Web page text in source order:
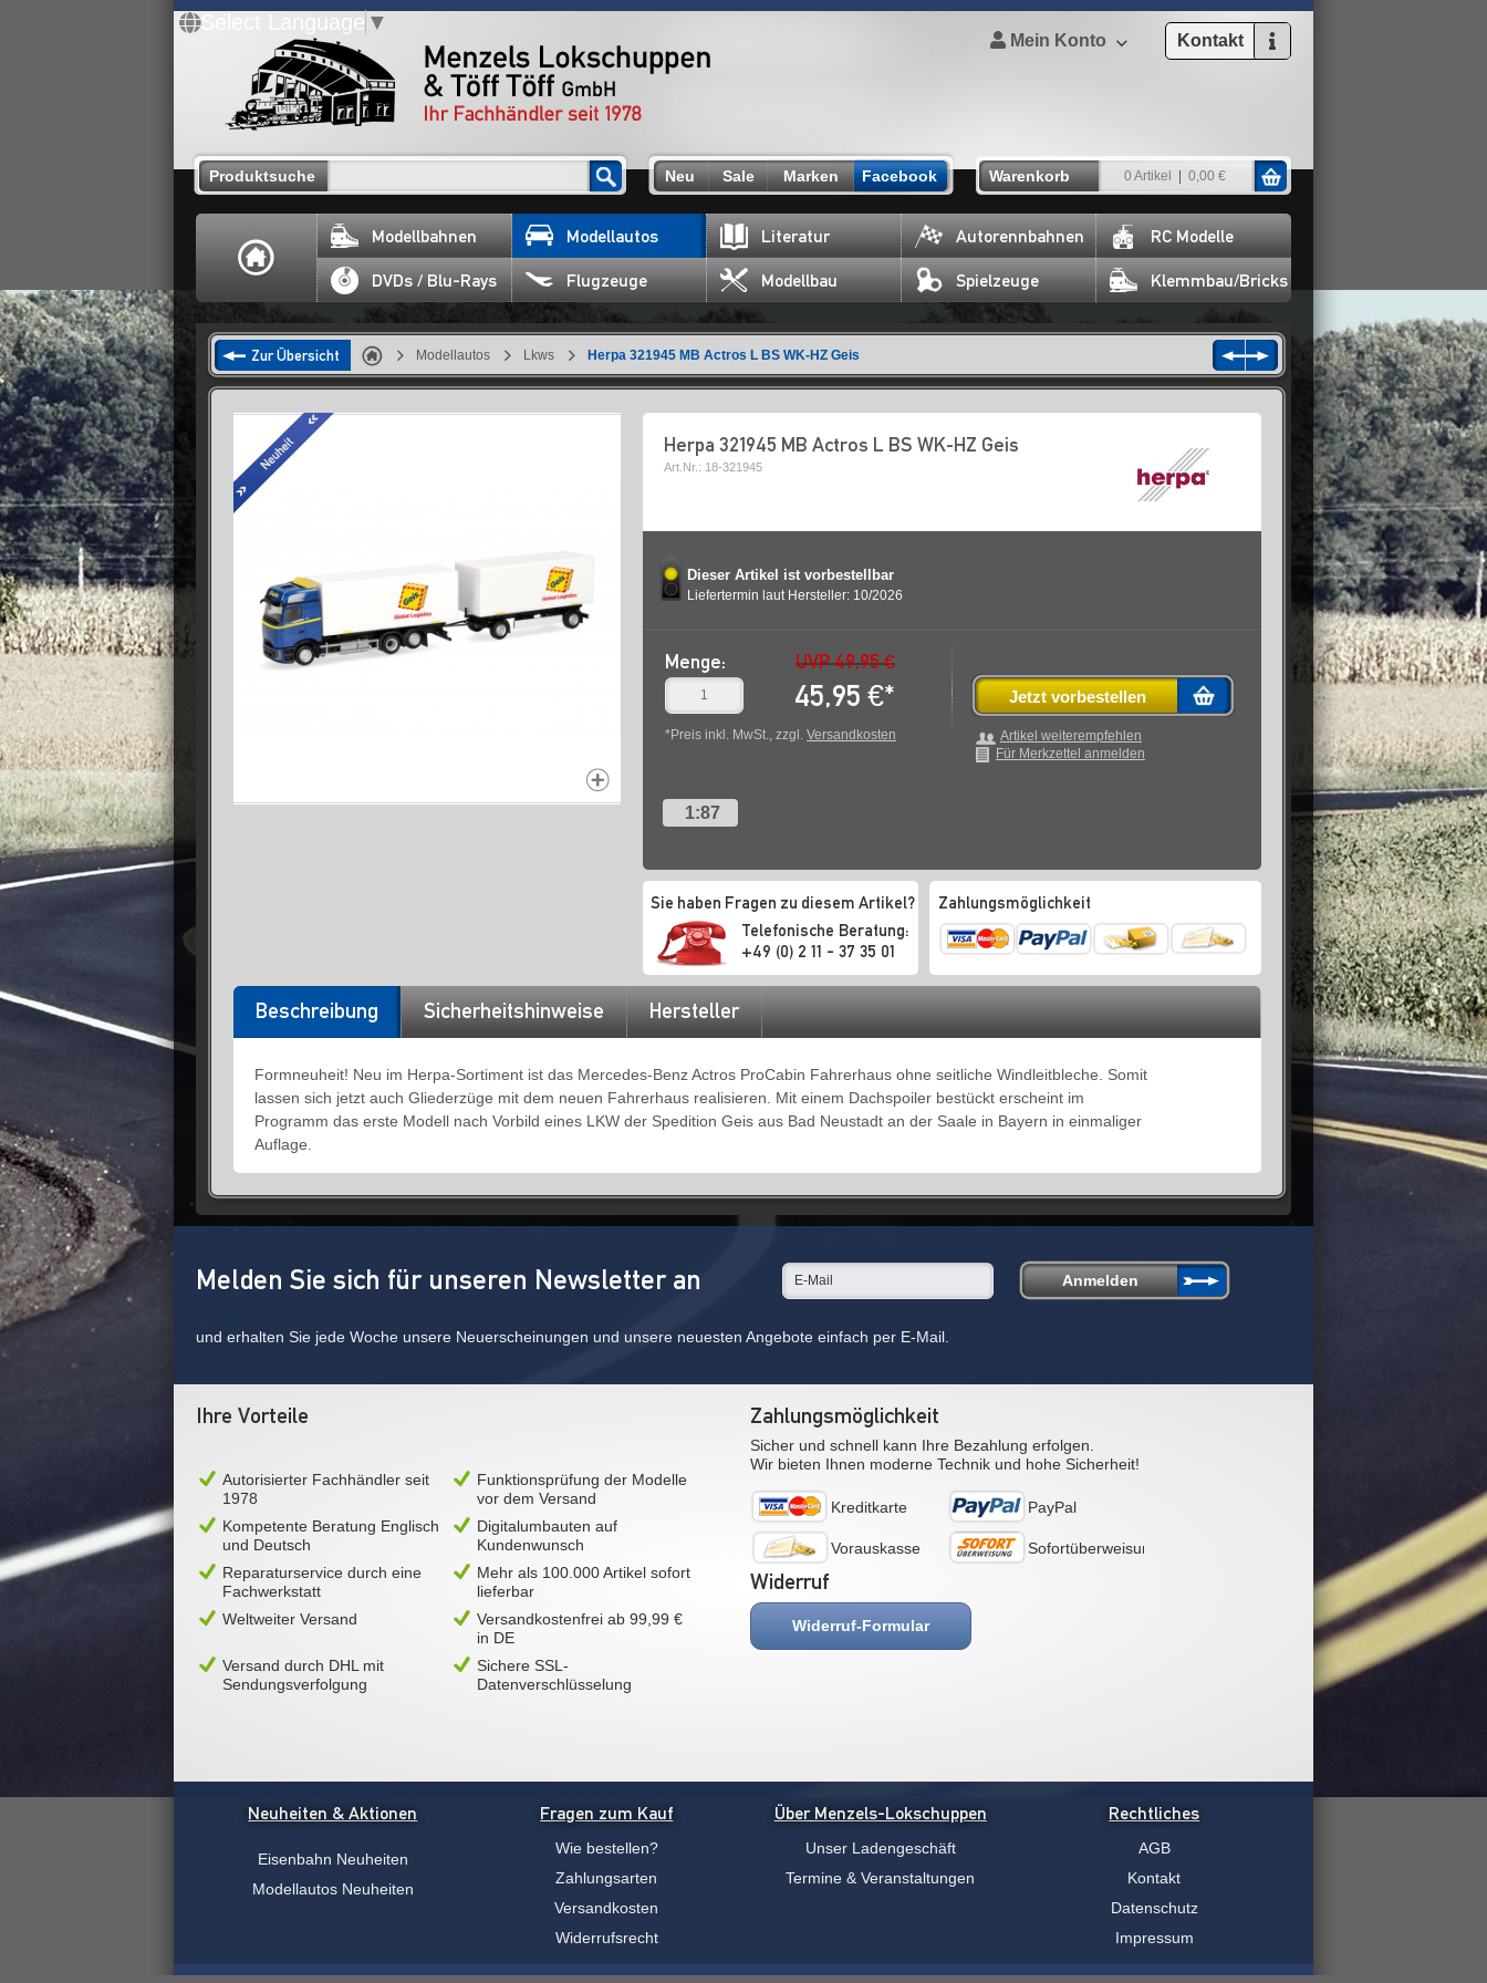
Select Language ▼
Mein Konto Kontakt
Produktsuche Neu Sale Marken Facebook Warenkorb 0 Artikel 0,00 €
Modellbahnen Modellautos Literatur Autorennbahnen RC Modelle
DVDs / Blu-Rays Flugzeuge Modellbau Spielzeuge Klemmbau/Bricks
Zur Übersicht Modellautos Lkws Herpa 321945 MB Actros L BS WK-HZ Geis
Herpa 321945 MB Actros L BS WK-HZ Geis
Art.Nr.: 18-321945
Dieser Artikel ist vorbestellbar
Liefertermin laut Hersteller: 10/2026
Menge: UVP 49,95 €
45,95 €*
*Preis inkl. MwSt., zzgl. Versandkosten
Jetzt vorbestellen
Artikel weiterempfehlen
Für Merkzettel anmelden
1:87
Sie haben Fragen zu diesem Artikel?
Telefonische Beratung:
+49 (0) 2 11 - 37 35 01
Zahlungsmöglichkeit
Beschreibung Sicherheitshinweise Hersteller
Formneuheit! Neu im Herpa-Sortiment ist das Mercedes-Benz Actros ProCabin Fahrerhaus ohne seitliche Windleitbleche. Somit
lassen sich jetzt auch Gliederzüge mit dem neuen Fahrerhaus realisieren. Mit einem Dachspoiler bestückt erscheint im
Programm das erste Modell nach Vorbild eines LKW der Spedition Geis aus Bad Neustadt an der Saale in Bayern in einmaliger
Auflage.
Melden Sie sich für unseren Newsletter an
und erhalten Sie jede Woche unsere Neuerscheinungen und unsere neuesten Angebote einfach per E-Mail.
Ihre Vorteile
Autorisierter Fachhändler seit
1978
Funktionsprüfung der Modelle
vor dem Versand
Kompetente Beratung Englisch
und Deutsch
Digitalumbauten auf
Kundenwunsch
Reparaturservice durch eine
Fachwerkstatt
Mehr als 100.000 Artikel sofort
lieferbar
Weltweiter Versand
Versandkostenfrei ab 99,99 €
in DE
Versand durch DHL mit
Sendungsverfolgung
Sichere SSL-
Datenverschlüsselung
Zahlungsmöglichkeit
Sicher und schnell kann Ihre Bezahlung erfolgen.
Wir bieten Ihnen moderne Technik und hohe Sicherheit!
Kreditkarte PayPal
Vorauskasse Sofortüberweisung
Widerruf
Widerruf-Formular
Neuheiten & Aktionen
Eisenbahn Neuheiten
Modellautos Neuheiten
Fragen zum Kauf
Wie bestellen?
Zahlungsarten
Versandkosten
Widerrufsrecht
Über Menzels-Lokschuppen
Unser Ladengeschäft
Termine & Veranstaltungen
Rechtliches
AGB
Kontakt
Datenschutz
Impressum